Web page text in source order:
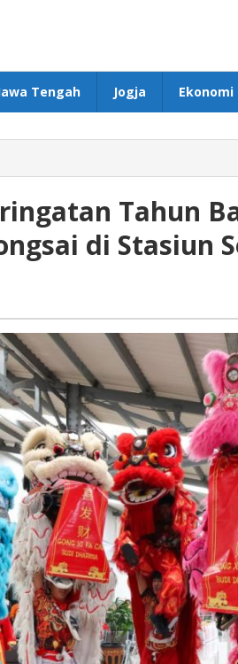
Tengah Jogja Ekonomi
Tahun
di Stasiun